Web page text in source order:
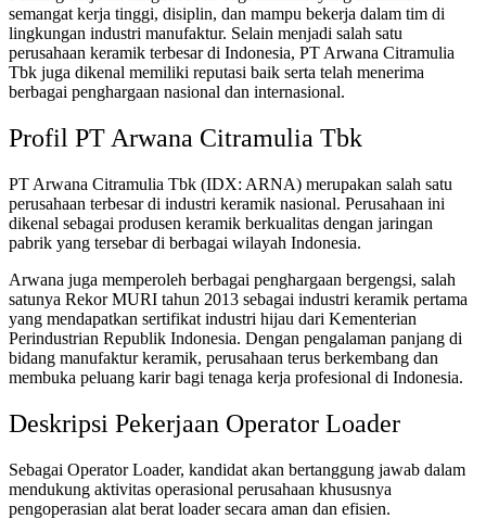
semangat kerja tinggi, disiplin, dan mampu bekerja dalam tim di
lingkungan industri manufaktur. Selain menjadi salah satu
perusahaan keramik terbesar di Indonesia, PT Arwana Citramulia
Tbk juga dikenal memiliki reputasi baik serta telah menerima
berbagai penghargaan nasional dan internasional.
Profil PT Arwana Citramulia Tbk
PT Arwana Citramulia Tbk (IDX: ARNA) merupakan salah satu
perusahaan terbesar di industri keramik nasional. Perusahaan ini
dikenal sebagai produsen keramik berkualitas dengan jaringan
pabrik yang tersebar di berbagai wilayah Indonesia.
Arwana juga memperoleh berbagai penghargaan bergengsi, salah
satunya Rekor MURI tahun 2013 sebagai industri keramik pertama
yang mendapatkan sertifikat industri hijau dari Kementerian
Perindustrian Republik Indonesia. Dengan pengalaman panjang di
bidang manufaktur keramik, perusahaan terus berkembang dan
membuka peluang karir bagi tenaga kerja profesional di Indonesia.
Deskripsi Pekerjaan Operator Loader
Sebagai Operator Loader, kandidat akan bertanggung jawab dalam
mendukung aktivitas operasional perusahaan khususnya
pengoperasian alat berat loader secara aman dan efisien.